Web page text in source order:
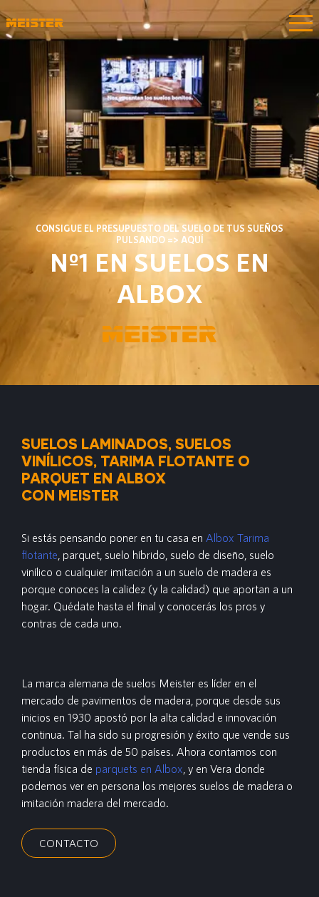
CONSIGUE EL PRESUPUESTO DEL SUELO DE TUS SUEÑOS
PULSANDO => AQUÍ
Nº1 EN SUELOS EN
ALBOX
SUELOS LAMINADOS, SUELOS
VINÍLICOS, TARIMA FLOTANTE O
PARQUET EN ALBOX
CON MEISTER
Si estás pensando poner en tu casa en Albox Tarima
flotante , parquet, suelo híbrido, suelo de diseño, suelo
vinílico o cualquier imitación a un suelo de madera es
porque conoces la calidez (y la calidad) que aportan a un
hogar. Quédate hasta el final y conocerás los pros y
contras de cada uno.
La marca alemana de suelos Meister es líder en el
mercado de pavimentos de madera, porque desde sus
inicios en 1930 apostó por la alta calidad e innovación
continua. Tal ha sido su progresión y éxito que vende sus
productos en más de 50 países. Ahora contamos con
tienda física de parquets en Albox , y en Vera donde
podemos ver en persona los mejores suelos de madera o
imitación madera del mercado.
CONTACTO